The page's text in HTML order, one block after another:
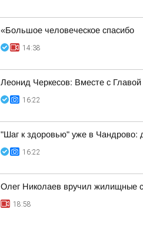
«Большое человеческое спасибо
14:38
Леонид Черкесов: Вместе с
16:22
"Шаг к здоровью" уже в Чандрово:
16:22
Олег Николаев вручил жилищные
18:58